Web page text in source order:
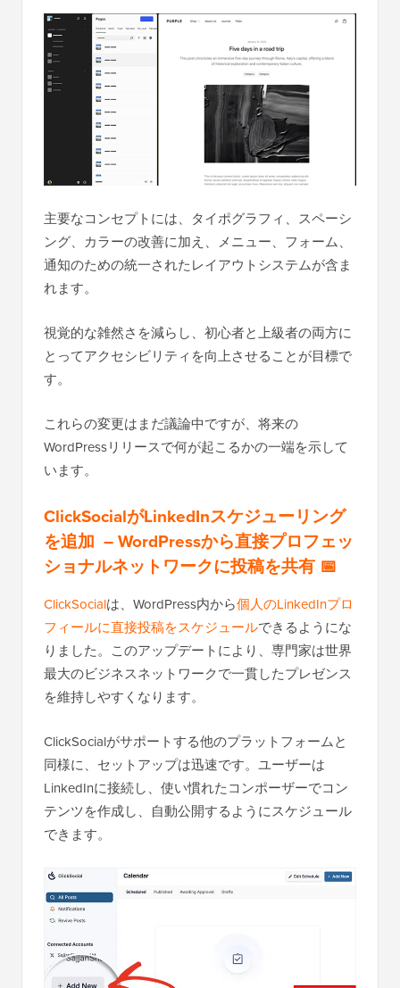
主要なコンセプトには、タイポグラフィ、スペーシ
ング、カラーの改善に加え、メニュー、フォーム、
通知のための統一されたレイアウトシステムが含ま
れます。
視覚的な雑然さを減らし、初心者と上級者の両方に
とってアクセシビリティを向上させることが目標で
す。
これらの変更はまだ議論中ですが、将来の
WordPressリリースで何が起こるかの一端を示して
います。
ClickSocialがLinkedInスケジューリング
を追加 – WordPressから直接プロフェッ
ショナルネットワークに投稿を共有 📅
ClickSocialは、WordPress内から個人のLinkedInプロ
フィールに直接投稿をスケジュールできるようにな
りました。このアップデートにより、専門家は世界
最大のビジネスネットワークで一貫したプレゼンス
を維持しやすくなります。
ClickSocialがサポートする他のプラットフォームと
同様に、セットアップは迅速です。ユーザーは
LinkedInに接続し、使い慣れたコンポーザーでコン
テンツを作成し、自動公開するようにスケジュール
できます。